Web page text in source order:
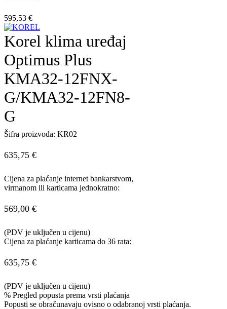
595,53 €
Korel klima uređaj
Optimus Plus
KMA32-12FNX-
G/KMA32-12FN8-
G
Šifra proizvoda: KR02
635,75 €
Cijena za plaćanje internet bankarstvom,
virmanom ili karticama jednokratno:
569,00 €
(PDV je uključen u cijenu)
Cijena za plaćanje karticama do 36 rata:
635,75 €
(PDV je uključen u cijenu)
% Pregled popusta prema vrsti plaćanja
Popusti se obračunavaju ovisno o odabranoj vrsti plaćanja.